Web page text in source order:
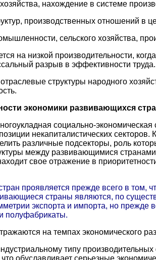
нахождение в системе
производственных отношений в
сельского хозяйства,
на низкой производительности,
разрыв в эффективности труда.
структуры народного
экономики развивающихся
социально-
некапиталистических секторов.
различные подсекторы, роль
между развивающимися
свое отражение в
проявляется прежде всего в том,
страны являются, по
экспорта и импорта, но прежде
полуфабрикаты.
на темпах экономического
типу
обуславливает серьезные